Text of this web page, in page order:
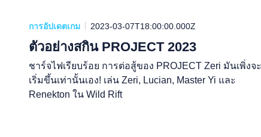
การอัปเดตเกม 2023-03-07T18:00:00.000Z
ตัวอย่างสกิน PROJECT 2023
ชาร์จไฟเรียบร้อย การต่อสู้ของ PROJECT Zeri มันเพิ่งจะ
เริ่มขึ้นเท่านั้นเอง! เล่น Zeri, Lucian, Master Yi และ
Renekton ใน Wild Rift